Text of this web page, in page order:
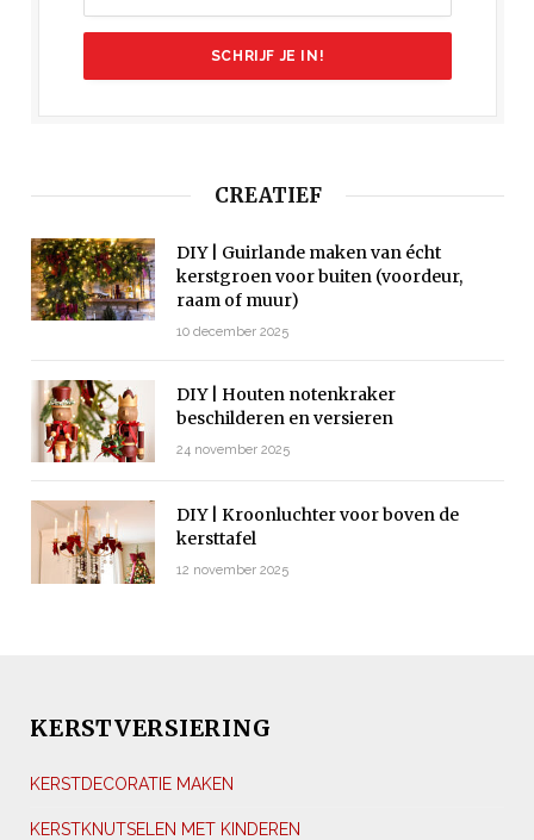
CREATIEF
DIY | Guirlande maken van écht
kerstgroen voor buiten (voordeur,
raam of muur)
10 december 2025
DIY | Houten notenkraker
beschilderen en versieren
24 november 2025
DIY | Kroonluchter voor boven de
kersttafel
12 november 2025
KERSTVERSIERING
KERSTDECORATIE MAKEN
KERSTKNUTSELEN MET KINDEREN